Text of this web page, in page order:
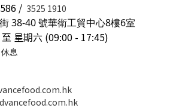
/ 3525 1910
38-40 號華衛工貿中心8樓6室
星期六 (09:00 - 17:45)
息